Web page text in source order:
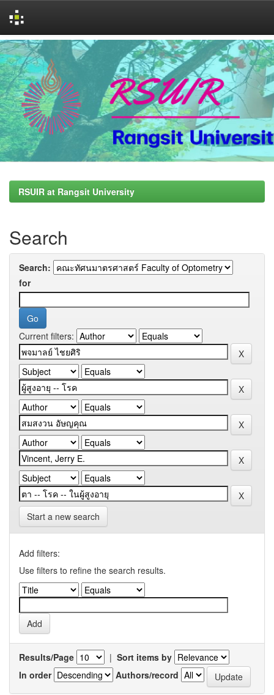
Skip
navigation
RSUIR at Rangsit University
Search
Search:
for
Current filters:
Start a new search
Add filters:
Use filters to refine the search results.
Results/Page | Sort items by
In order
Authors/record